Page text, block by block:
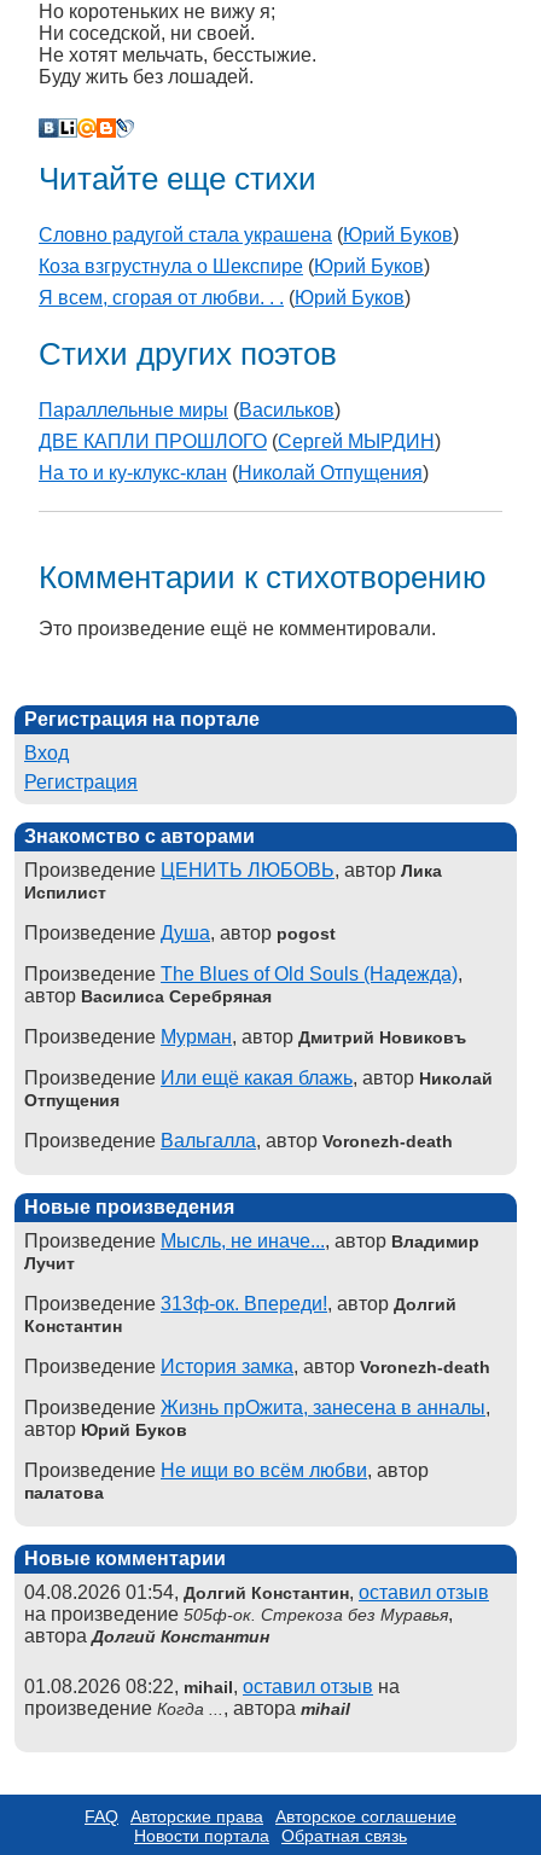
Но коротеньких не вижу я;
Ни соседской, ни своей.
Не хотят мельчать, бесстыжие.
Буду жить без лошадей.
Читайте еще стихи
Словно радугой стала украшена (Юрий Буков)
Коза взгрустнула о Шекспире (Юрий Буков)
Я всем, сгорая от любви. . . (Юрий Буков)
Стихи других поэтов
Параллельные миры (Васильков)
ДВЕ КАПЛИ ПРОШЛОГО (Сергей МЫРДИН)
На то и ку-клукс-клан (Николай Отпущения)
Комментарии к стихотворению
Это произведение ещё не комментировали.
Регистрация на портале
Вход
Регистрация
Знакомство с авторами
Произведение ЦЕНИТЬ ЛЮБОВЬ, автор Лика
Испилист
Произведение Душа, автор pogost
Произведение The Blues of Old Souls (Надежда),
автор Василиса Серебряная
Произведение Мурман, автор Дмитрий Новиковъ
Произведение Или ещё какая блажь, автор Николай
Отпущения
Произведение Вальгалла, автор Voronezh-death
Новые произведения
Произведение Мысль, не иначе..., автор Владимир
Лучит
Произведение 313ф-ок. Впереди!, автор Долгий
Константин
Произведение История замка, автор Voronezh-death
Произведение Жизнь прОжита, занесена в анналы,
автор Юрий Буков
Произведение Не ищи во всём любви, автор
палатова
Новые комментарии
04.08.2026 01:54, Долгий Константин, оставил отзыв
на произведение 505ф-ок. Стрекоза без Муравья,
автораДолгий Константин
01.08.2026 08:22, mihail, оставил отзыв на
произведение Когда ... , автора mihail
FAQ Авторские права
Авторское соглашение
Новости портала
Обратная связь